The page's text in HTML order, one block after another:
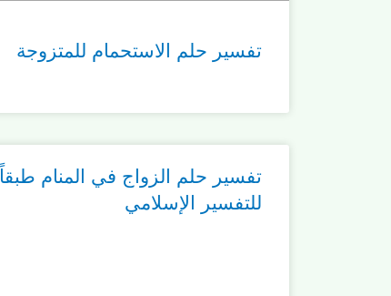
تفسير حلم الاستحمام للمتزوجة
تفسير حلم الزواج في المنام طبقاً
للتفسير الإسلامي